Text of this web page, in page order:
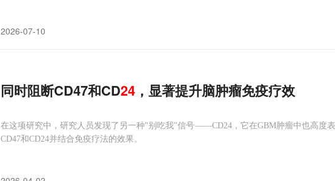
2026-07-10
同时阻断CD47和CD24 ，显著提升脑肿瘤免疫疗效
在这项研究中，研究人员发现了另一种"别吃我"信号——CD24，它在GBM肿瘤中也高度
CD47和CD24并结合免疫疗法的效果。